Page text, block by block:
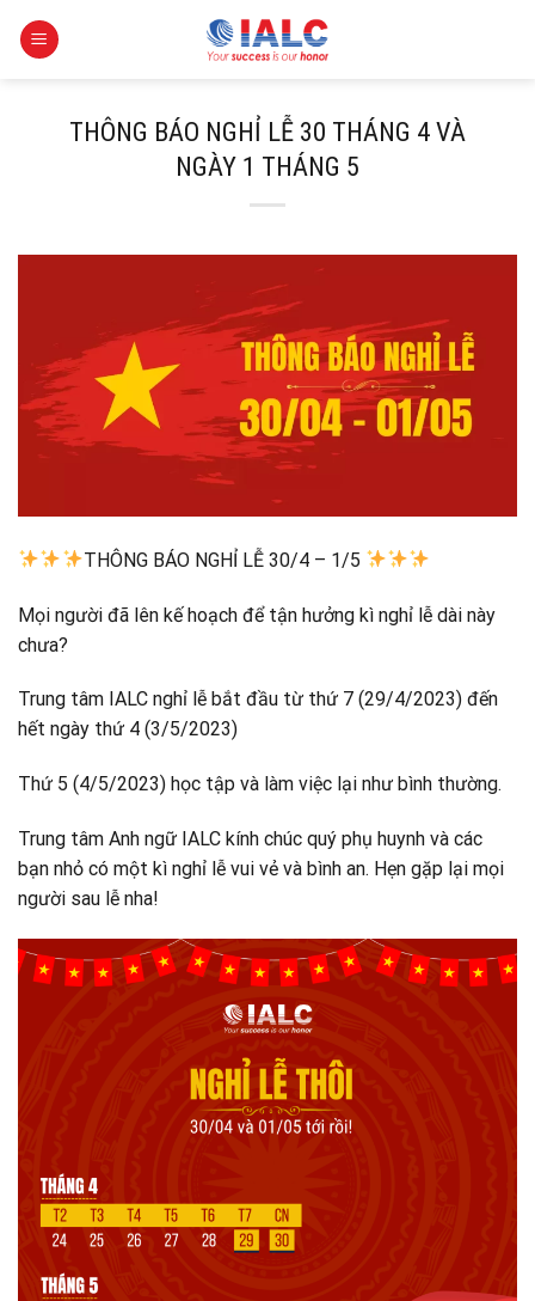
THÔNG BÁO NGHỈ LỄ 30 THÁNG 4 VÀ
NGÀY 1 THÁNG 5
THÔNG BÁO NGHỈ LỄ 30/4 – 1/5
Mọi người đã lên kế hoạch để tận hưởng kì nghỉ lễ dài này
chưa?
Trung tâm IALC nghỉ lễ bắt đầu từ thứ 7 (29/4/2023) đến
hết ngày thứ 4 (3/5/2023)
Thứ 5 (4/5/2023) học tập và làm việc lại như bình thường.
Trung tâm Anh ngữ IALC kính chúc quý phụ huynh và các
bạn nhỏ có một kì nghỉ lễ vui vẻ và bình an. Hẹn gặp lại mọi
người sau lễ nha!